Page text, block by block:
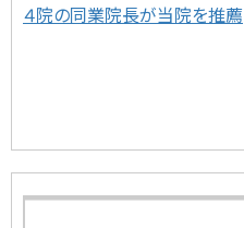
４院の同業院長が当院を推薦